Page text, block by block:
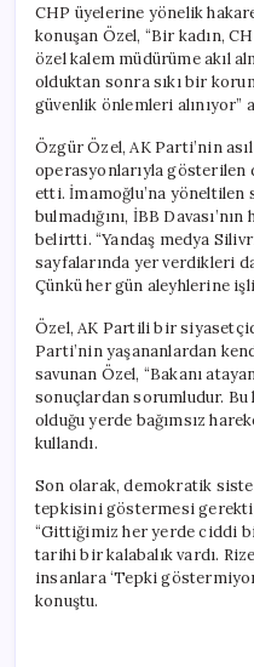
CHP üyelerine yönelik
konuşan Özel, “Bir kadın,
özel kalem müdürüme akıl
olduktan sonra sıkı bir
güvenlik önlemleri alınıyor”
Özgür Özel, AK Parti’nin
operasyonlarıyla gösterilen
etti. İmamoğlu’na yöneltilen
bulmadığını, İBB
belirtti. “Yandaş medya
sayfalarında yer verdikleri
Çünkü her gün aleyhlerine
Özel, AK Partili bir
Parti’nin yaşananlardan
savunan Özel, “Bakanı
sonuçlardan sorumludur.
olduğu yerde bağımsız
kullandı.
Son olarak, demokratik
tepkisini göstermesi
“Gittiğimiz her yerde ciddi
tarihi bir kalabalık vardı.
insanlara ‘Tepki
konuştu.